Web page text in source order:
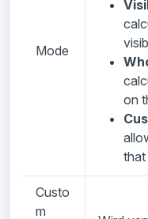
Mode
on
that
Custo
m